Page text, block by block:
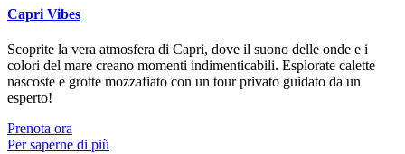
Capri Vibes
Scoprite la vera atmosfera di Capri, dove il suono delle onde e i
colori del mare creano momenti indimenticabili. Esplorate calette
nascoste e grotte mozzafiato con un tour privato guidato da un
esperto!
Prenota ora
Per saperne di più